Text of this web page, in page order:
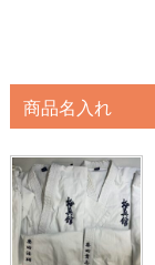
商品名入れ